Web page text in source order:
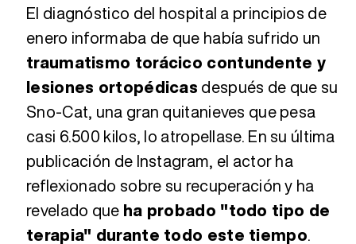
El diagnóstico del hospital a principios de
enero informaba de que había sufrido un
traumatismo torácico contundente y
lesiones ortopédicas después de que su
Sno-Cat, una gran quitanieves que pesa
casi 6.500 kilos, lo atropellase. En su última
publicación de Instagram, el actor ha
reflexionado sobre su recuperación y ha
revelado que ha probado "todo tipo de
terapia" durante todo este tiempo.